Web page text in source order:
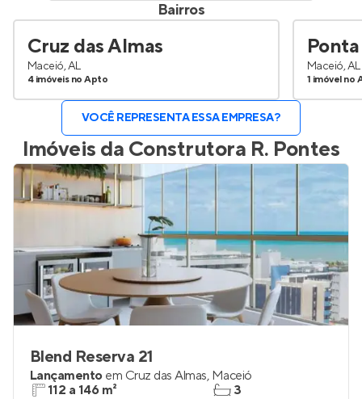
Bairros
Cruz das Almas
Maceió, AL
4 imóveis no Apto
Maceió, AL
1 imóvel no
VOCÊ REPRESENTA ESSA EMPRESA?
Imóveis da Construtora R. Pontes
Blend Reserva 21
Lançamento em Cruz das Almas, Maceió
112 a 146 m²
3